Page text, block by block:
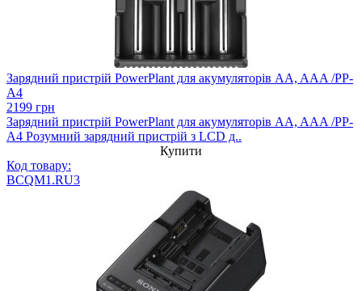
Зарядний пристрій PowerPlant для акумуляторів AA, AAA /PP-
A4
2199 грн
Зарядний пристрій PowerPlant для акумуляторів AA, AAA /PP-
A4 Розумний зарядний пристрій з LCD д..
Купити
Код товару:
BCQM1.RU3